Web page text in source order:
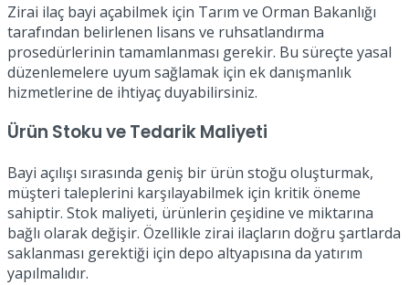
Zirai ilaç bayi açabilmek için Tarım ve Orman Bakanlığı
tarafından belirlenen lisans ve ruhsatlandırma
prosedürlerinin tamamlanması gerekir. Bu süreçte yasal
düzenlemelere uyum sağlamak için ek danışmanlık
hizmetlerine de ihtiyaç duyabilirsiniz.
Ürün Stoku ve Tedarik Maliyeti
Bayi açılışı sırasında geniş bir ürün stoğu oluşturmak,
müşteri taleplerini karşılayabilmek için kritik öneme
sahiptir. Stok maliyeti, ürünlerin çeşidine ve miktarına
bağlı olarak değişir. Özellikle zirai ilaçların doğru şartlarda
saklanması gerektiği için depo altyapısına da yatırım
yapılmalıdır.